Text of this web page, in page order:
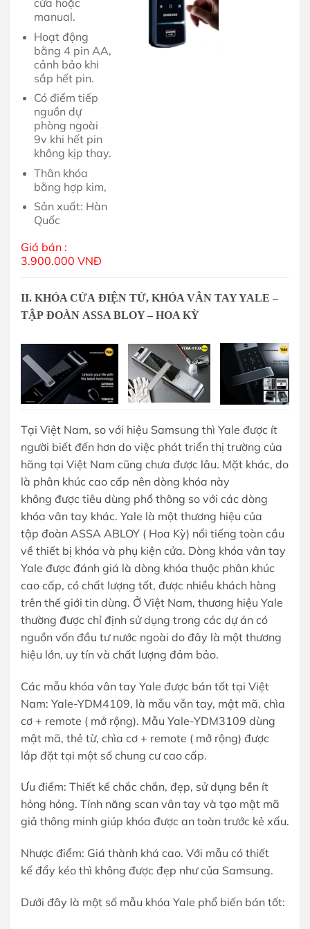
manual.
Hoạt động
bằng 4 pin AA,
cảnh bảo khi
sắp hết pin.
Có điểm tiếp
nguồn dự
phòng ngoài
9v khi hết pin
không kịp thay.
Thân khóa
bằng hợp kim,
Sản xuất: Hàn
Quốc
Giá bán :
3.900.000 VNĐ
II. KHÓA CỬA ĐIỆN TỬ, KHÓA VÂN TAY YALE –
TẬP ĐOÀN ASSA BLOY – HOA KỲ
Tại Việt Nam, so với hiệu Samsung thì Yale được ít
người biết đến hơn do việc phát triển thị trường của
hãng tại Việt Nam cũng chưa được lâu. Mặt khác, do
là phân khúc cao cấp nên dòng khóa này
không được tiêu dùng phổ thông so với các dòng
khóa vân tay khác. Yale là một thương hiệu của
tập đoàn ASSA ABLOY ( Hoa Kỳ) nổi tiếng toàn cầu
về thiết bị khóa và phụ kiện cửa. Dòng khóa vân tay
Yale được đánh giá là dòng khóa thuộc phân khúc
cao cấp, có chất lượng tốt, được nhiều khách hàng
trên thế giới tin dùng. Ở Việt Nam, thương hiệu Yale
thường được chỉ định sử dụng trong các dự án có
nguồn vốn đầu tư nước ngoài do đây là một thương
hiệu lớn, uy tín và chất lượng đảm bảo.
Các mẫu khóa vân tay Yale được bán tốt tại Việt
Nam: Yale-YDM4109, là mẫu vẫn tay, mật mã, chìa
cơ + remote ( mở rộng). Mẫu Yale-YDM3109 dùng
mật mã, thẻ từ, chìa cơ + remote ( mở rộng) được
lắp đặt tại một số chung cư cao cấp.
Ưu điểm: Thiết kế chắc chắn, đẹp, sử dụng bền ít
hỏng hỏng. Tính năng scan vân tay và tạo mật mã
giả thông minh giúp khóa được an toàn trước kẻ xấu.
Nhược điểm: Giá thành khá cao. Với mẫu có thiết
kế đẩy kéo thì không được đẹp như của Samsung.
Dưới đây là một số mẫu khóa Yale phổ biến bán tốt: